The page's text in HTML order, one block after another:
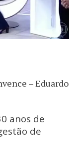
– Eduardo
anos de
de